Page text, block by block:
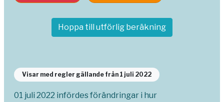
Hoppa till utförlig beräkning
Visar med regler gällande från 1 juli 2022
01 juli 2022 infördes förändringar i hur